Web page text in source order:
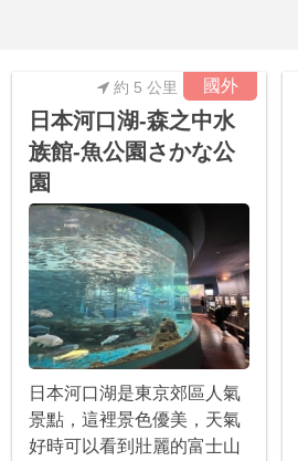
國外
約 5 公里
日本河口湖-森之中水
族館-魚公園さかな公
園
日本河口湖是東京郊區人氣
景點，這裡景色優美，天氣
好時可以看到壯麗的富士山